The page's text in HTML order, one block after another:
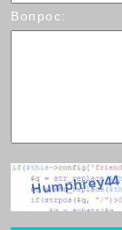
Вопрос: